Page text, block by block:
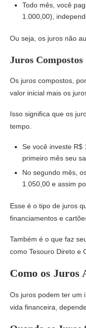
Todo mês, você
1.000,00),
Ou seja, os juros não
Juros Compostos
Os juros compostos,
valor inicial mais os
Isso significa que os
tempo.
Se você investe R$
primeiro mês seu
No segundo mês,
1.050,00 e assim
Esse é o tipo de juros
financiamentos e
Também é o que faz
como Tesouro Direto e
Como os Juros
Os juros podem ter um
vida financeira,